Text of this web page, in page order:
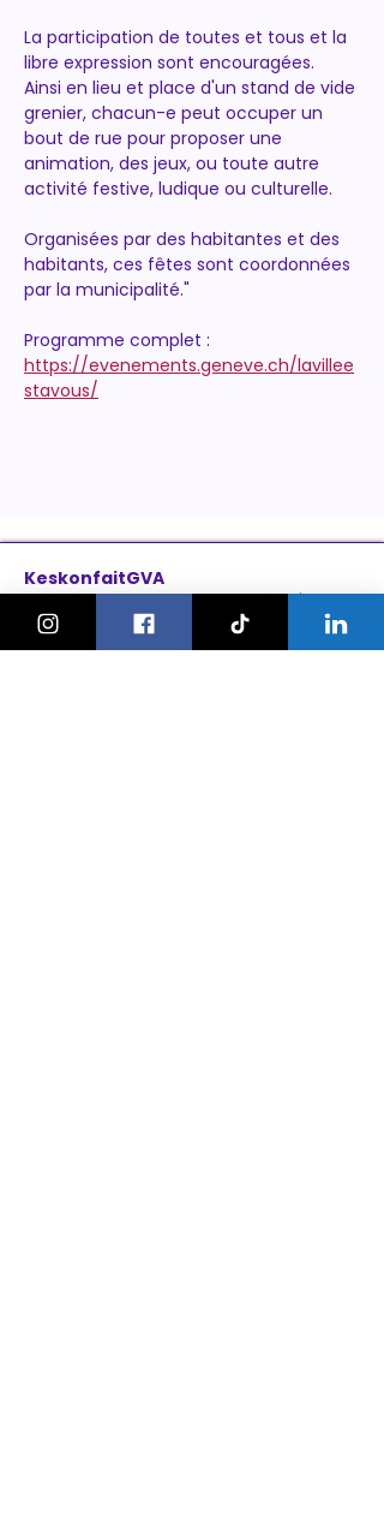
La participation de toutes et tous et la
libre expression sont encouragées.
Ainsi en lieu et place d'un stand de vide
grenier, chacun-e peut occuper un
bout de rue pour proposer une
animation, des jeux, ou toute autre
activité festive, ludique ou culturelle.
Organisées par des habitantes et des
habitants, ces fêtes sont coordonnées
par la municipalité."
Programme complet :
https://evenements.geneve.ch/lavillee
stavous/
KeskonfaitGVA
Le guide des sorties et activités
pour les familles à Genève.